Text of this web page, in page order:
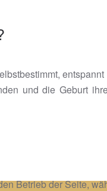
und die Geburt
Betrieb der Seite,